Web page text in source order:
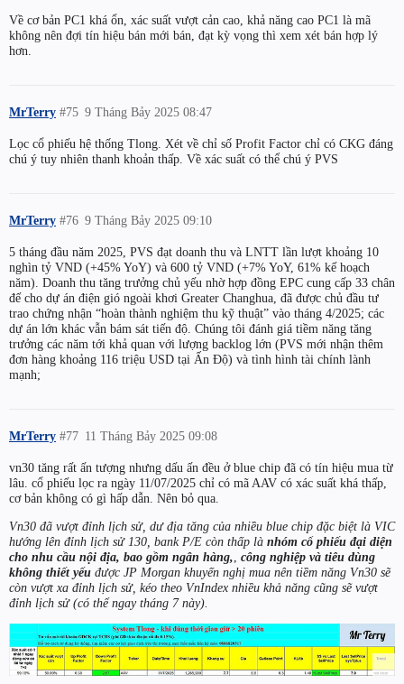
Về cơ bản PC1 khá ổn, xác suất vượt cản cao, khả năng cao PC1 là mã
không nên đợi tín hiệu bán mới bán, đạt kỳ vọng thì xem xét bán hợp lý
hơn.
MrTerry 9 Tháng Bảy 2025 08:47
#75
Lọc cổ phiếu hệ thống Tlong. Xét về chỉ số Profit Factor chỉ có CKG đáng
chú ý tuy nhiên thanh khoản thấp. Về xác suất có thể chú ý PVS
MrTerry 9 Tháng Bảy 2025 09:10
#76
5 tháng đầu năm 2025, PVS đạt doanh thu và LNTT lần lượt khoảng 10
nghìn tỷ VND (+45% YoY) và 600 tỷ VND (+7% YoY, 61% kế hoạch
năm). Doanh thu tăng trưởng chủ yếu nhờ hợp đồng EPC cung cấp 33 chân
đế cho dự án điện gió ngoài khơi Greater Changhua, đã được chủ đầu tư
trao chứng nhận “hoàn thành nghiệm thu kỹ thuật” vào tháng 4/2025; các
dự án lớn khác vẫn bám sát tiến độ. Chúng tôi đánh giá tiềm năng tăng
trưởng các năm tới khả quan với lượng backlog lớn (PVS mới nhận thêm
đơn hàng khoảng 116 triệu USD tại Ấn Độ) và tình hình tài chính lành
mạnh;
MrTerry 11 Tháng Bảy 2025 09:08
#77
vn30 tăng rất ấn tượng nhưng dấu ấn đều ở blue chip đã có tín hiệu mua từ
lâu. cổ phiếu lọc ra ngày 11/07/2025 chỉ có mã AAV có xác suất khá thấp,
cơ bản không có gì hấp dẫn. Nên bỏ qua.
Vn30 đã vượt đỉnh lịch sử, dư địa tăng của nhiều blue chip đặc biệt là VIC
hướng lên đỉnh lịch sử 130, bank P/E còn thấp là nhóm cổ phiếu đại diện
cho nhu cầu nội địa, bao gồm ngân hàng, công nghiệp và tiêu dùng
không thiết yếu được JP Morgan khuyến nghị mua nên tiềm năng Vn30 sẽ
còn vượt xa đỉnh lịch sử, kéo theo VnIndex nhiều khả năng cũng sẽ vượt
đỉnh lịch sử (có thể ngay tháng 7 này).